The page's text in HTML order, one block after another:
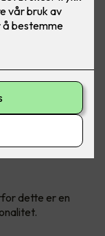
ta ut det gamle
dette er en